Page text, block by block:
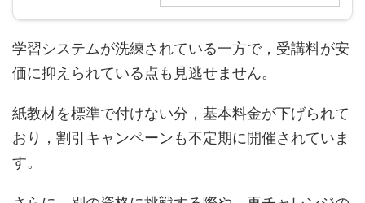
学習システムが洗練されている一方で，受講料が安
価に抑えられている点も見逃せません。
紙教材を標準で付けない分，基本料金が下げられて
おり，割引キャンペーンも不定期に開催されていま
す。